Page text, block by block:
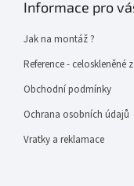
Informace pro
Jak na montáž ?
Reference - celoskleněné
Obchodní podmínky
Ochrana osobních údajů
Vratky a reklamace